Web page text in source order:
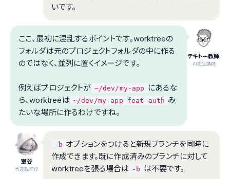
いです。
テキトー教師
.AI認定講師
ここ、最初に混乱するポイントです。worktreeの
フォルダは元のプロジェクトフォルダの中に作る
のではなく、並列に置くイメージです。
例えばプロジェクトが ~/dev/my-app
にあるな
ら、worktreeは ~/dev/my-app-feat-auth み
たいな場所に作るわけですね。
室谷
代表取締役
-b オプションをつけると新規ブランチを同時に
作成できます。既に作成済みのブランチに対して
worktreeを張る場合は -b は不要です。